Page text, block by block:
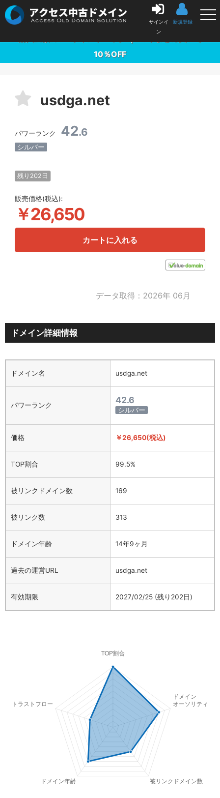
サインイ
ン
新規登録
10％OFF
usdga.net
パワーランク 42.6
シルバー
残り202日
販売価格(税込):
￥26,650
カートに入れる
データ取得：2026年 06月
ドメイン詳細情報
ドメイン名 usdga.net
パワーランク 42.6
シルバー
価格 ￥26,650(税込)
TOP割合 99.5%
被リンクドメイン数 169
被リンク数 313
ドメイン年齢 14年9ヶ月
過去の運営URL usdga.net
有効期限 2027/02/25 (残り202日)